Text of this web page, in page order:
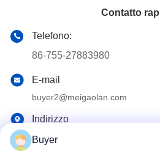
Contatto
Telefono:
86-755-27883980
E-mail
buyer2@meigaolan.com
Indirizzo
RA1-B2, F32 di
Bao'an, Shenzhen, Cina
Buyer